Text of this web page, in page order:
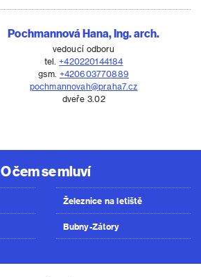
Pochmannová Hana, Ing. arch.
vedoucí odboru
tel.+420220144184
gsm. +420603770889
pochmannovah@praha7.cz
dveře 3.02
O čem se mluví
Železnice na letiště
Bubny-Zátory